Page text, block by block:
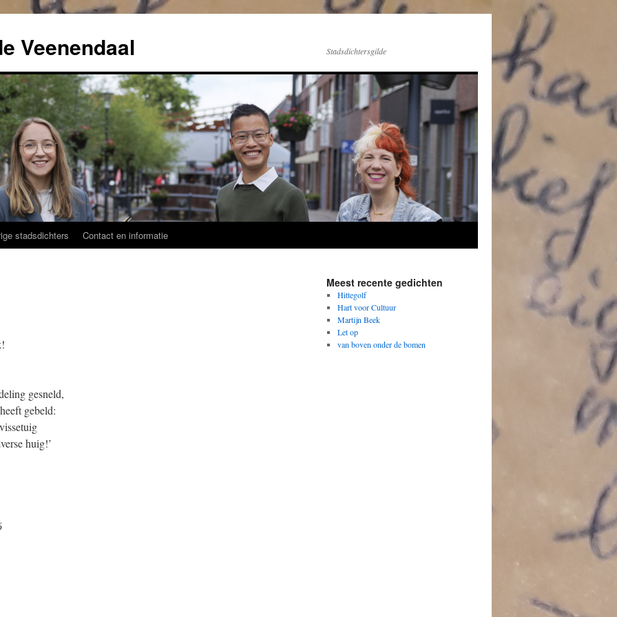
Veenendaal Stadsdichtersgilde
stadsdichters Contact en informatie
gesneld,
gebeld:
huig!’
Meest recente gedichten
Hittegolf
Hart voor Cultuur
Martijn Beek
Let op
van boven onder de bomen